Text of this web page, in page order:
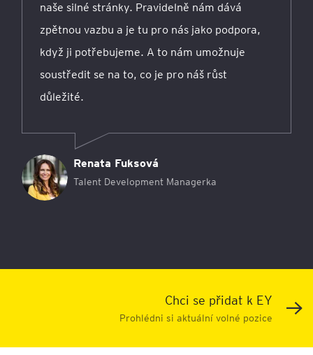
Renata Fuksová
Talent Development Managerka
naše silné stránky. Pravidelně nám dává
zpětnou vazbu a je tu pro nás jako podpora,
když ji potřebujeme. A to nám umožnuje
soustředit se na to, co je pro náš růst
důležité.
Chci se přidat k EY
Prohlédni si aktuální volné pozice